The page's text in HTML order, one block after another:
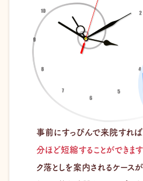
事前にすっぴんで来院すれば、
分ほど短縮することができます
ク落としを案内されるケース